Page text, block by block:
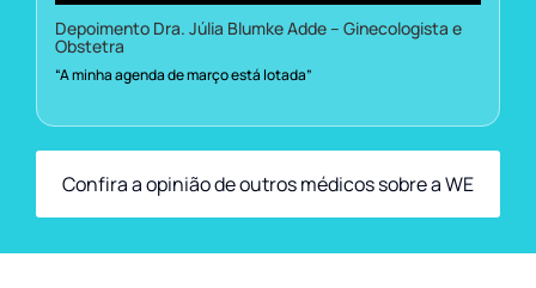
Depoimento Dra. Júlia Blumke Adde – Ginecologista e
Obstetra
“A minha agenda de março está lotada”
Confira a opinião de outros médicos sobre a WE